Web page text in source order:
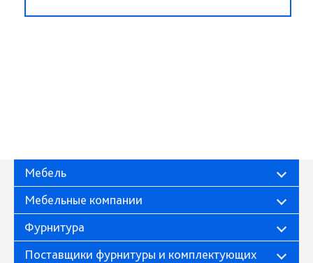
Мебель
Мебельные компании
Фурнитура
Поставщики фурнитуры и комплектующих